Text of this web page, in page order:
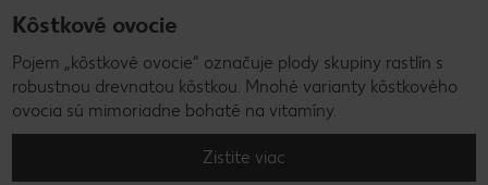
Kôstkové ovocie
Pojem „kôstkové ovocie“ označuje plody skupiny rastlín s
robustnou drevnatou kôstkou. Mnohé varianty kôstkového
ovocia sú mimoriadne bohaté na vitamíny.
Zistite viac